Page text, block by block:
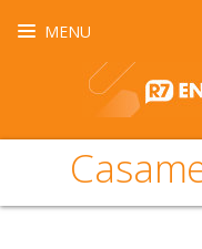
MENU